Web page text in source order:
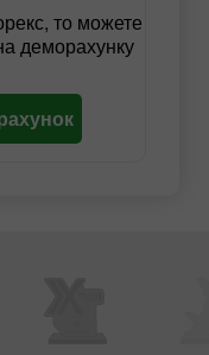
то можете
деморахунку